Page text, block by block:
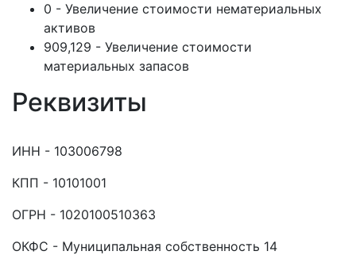
0 - Увеличение стоимости нематериальных
активов
909,129 - Увеличение стоимости
материальных запасов
Реквизиты
ИНН - 103006798
КПП - 10101001
ОГРН - 1020100510363
ОКФС - Муниципальная собственность 14